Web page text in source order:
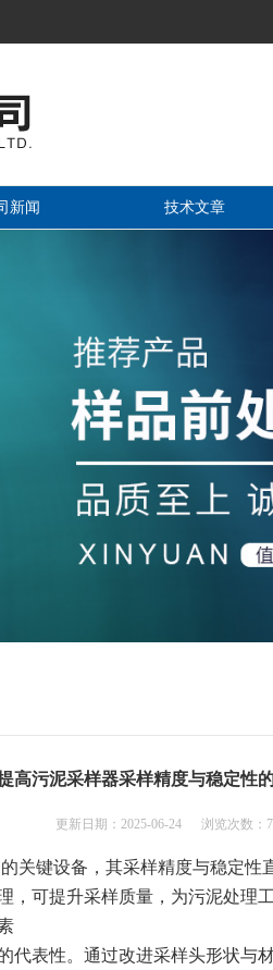
新闻 技术文章
高污泥采样器采样精度与稳定性
更新日期：2025-06-24 浏览次数：
关键设备，其采样精度与稳定
可提升采样质量，为污泥处理
代表性。通过改进采样头形状与